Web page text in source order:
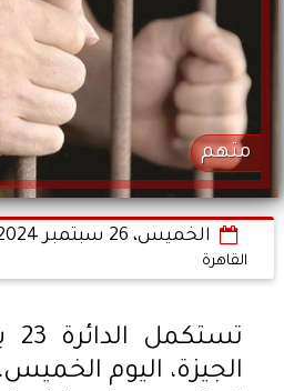
متهم
الخميس، 26 سبتمبر 2024
القاهرة
الجيزة، اليوم